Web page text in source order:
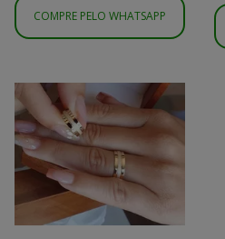
COMPRE PELO WHATSAPP